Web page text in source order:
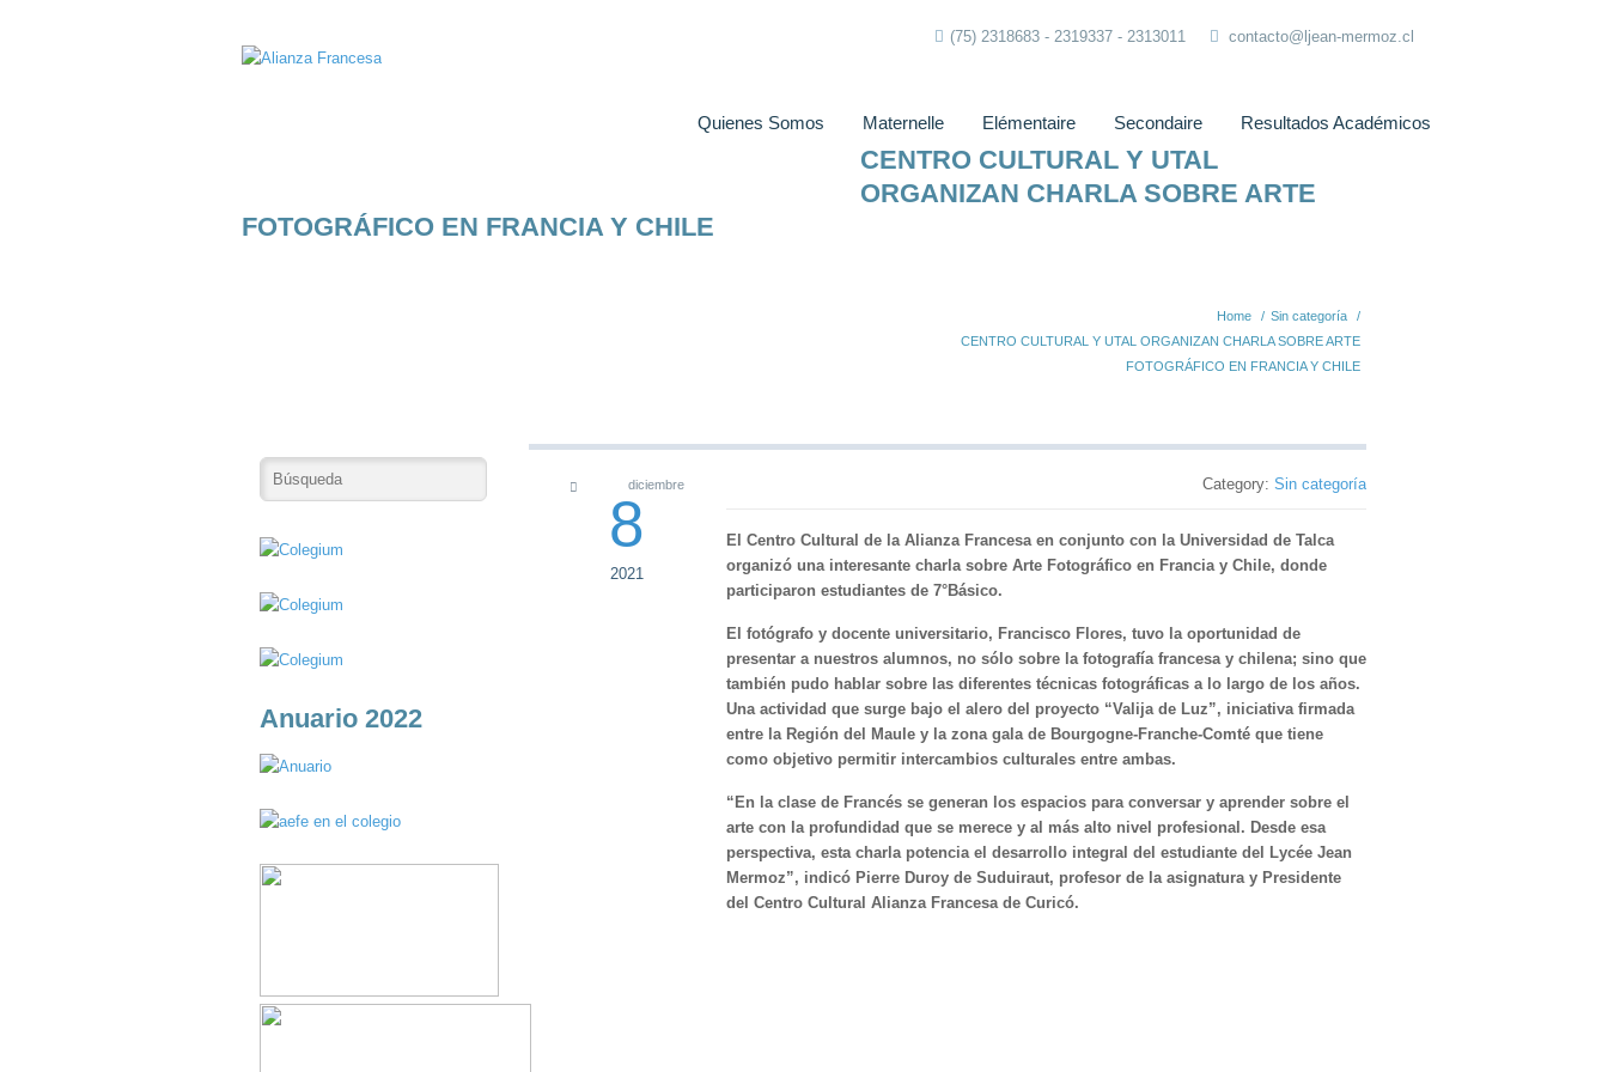
(75) 2318683 - 2319337 - 2313011 contacto@ljean-mermoz.cl
Quienes Somos Maternelle Elémentaire Secondaire Resultados Académicos
CENTRO CULTURAL Y UTAL
ORGANIZAN CHARLA SOBRE ARTE
FOTOGRÁFICO EN FRANCIA Y CHILE
Home / Sin categoría
/
CENTRO CULTURAL Y UTAL ORGANIZAN CHARLA SOBRE ARTE
FOTOGRÁFICO EN FRANCIA Y CHILE
8
diciembre
2021
Category: Sin categoría
El Centro Cultural de la Alianza Francesa en conjunto con la Universidad de Talca
organizó una interesante charla sobre Arte Fotográfico en Francia y Chile, donde
participaron estudiantes de 7°Básico.
El fotógrafo y docente universitario, Francisco Flores, tuvo la oportunidad de
presentar a nuestros alumnos, no sólo sobre la fotografía francesa y chilena; sino que
también pudo hablar sobre las diferentes técnicas fotográficas a lo largo de los años.
Una actividad que surge bajo el alero del proyecto “Valija de Luz”, iniciativa firmada
entre la Región del Maule y la zona gala de Bourgogne-Franche-Comté que tiene
como objetivo permitir intercambios culturales entre ambas.
“En la clase de Francés se generan los espacios para conversar y aprender sobre el
arte con la profundidad que se merece y al más alto nivel profesional. Desde esa
perspectiva, esta charla potencia el desarrollo integral del estudiante del Lycée Jean
Mermoz”, indicó Pierre Duroy de Suduiraut, profesor de la asignatura y Presidente
del Centro Cultural Alianza Francesa de Curicó.
Anuario 2022